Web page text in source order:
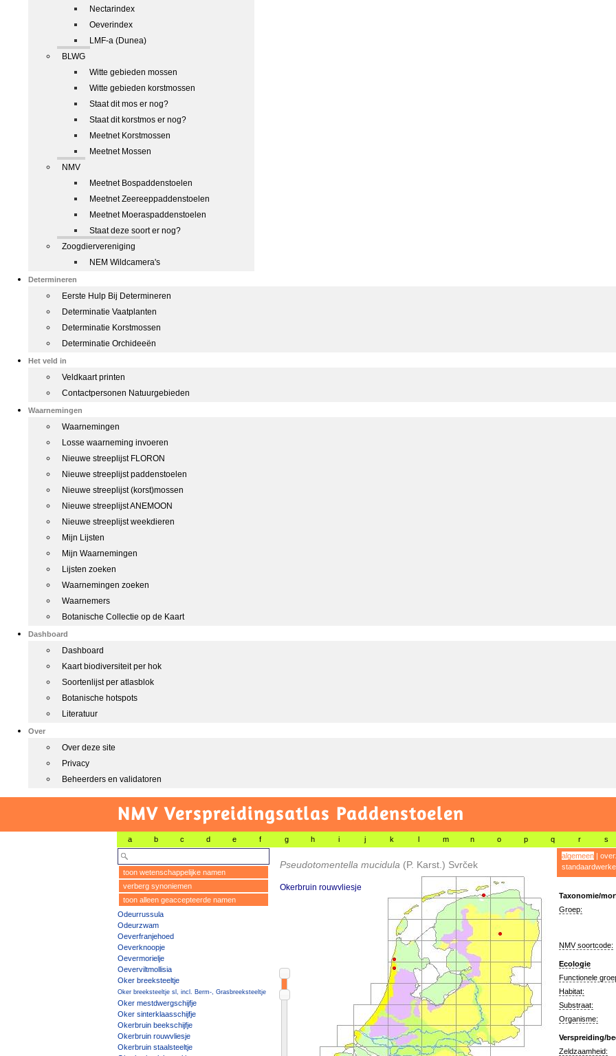
Nectarindex
Oeverindex
LMF-a (Dunea)
BLWG
Witte gebieden mossen
Witte gebieden korstmossen
Staat dit mos er nog?
Staat dit korstmos er nog?
Meetnet Korstmossen
Meetnet Mossen
NMV
Meetnet Bospaddenstoelen
Meetnet Zeereeppaddenstoelen
Meetnet Moeraspaddenstoelen
Staat deze soort er nog?
Zoogdiervereniging
NEM Wildcamera's
Determineren
Eerste Hulp Bij Determineren
Determinatie Vaatplanten
Determinatie Korstmossen
Determinatie Orchideeën
Het veld in
Veldkaart printen
Contactpersonen Natuurgebieden
Waarnemingen
Waarnemingen
Losse waarneming invoeren
Nieuwe streeplijst FLORON
Nieuwe streeplijst paddenstoelen
Nieuwe streeplijst (korst)mossen
Nieuwe streeplijst ANEMOON
Nieuwe streeplijst weekdieren
Mijn Lijsten
Mijn Waarnemingen
Lijsten zoeken
Waarnemingen zoeken
Waarnemers
Botanische Collectie op de Kaart
Dashboard
Dashboard
Kaart biodiversiteit per hok
Soortenlijst per atlasblok
Botanische hotspots
Literatuur
Over
Over deze site
Privacy
Beheerders en validatoren
NMV Verspreidingsatlas Paddenstoelen
a b c d e f g h i j k l m n o p q r s
toon wetenschappelijke namen
verberg synoniemen
toon alleen geaccepteerde namen
Odeurrussula
Odeurzwam
Oeverfranjehoed
Oeverknoopje
Oevermorielje
Oeverviltmollisia
Oker breeksteeltje
Oker breeksteeltje sl, incl. Berm-, Grasbreeksteeltje
Oker mestdwergschijfje
Oker sinterklaasschijfje
Okerbruin beekschijfje
Okerbruin rouwvliesje
Okerbruin staalsteeltje
Pseudotomentella mucidula (P. Karst.) Svrček
Okerbruin rouwvliesje
algemeen|
Taxonomie/
Groep:
NMV soortcode:
Ecologie
Functionele
Habitat:
Substraat:
Organisme:
Verspreiding/
Zeldzaamheid: